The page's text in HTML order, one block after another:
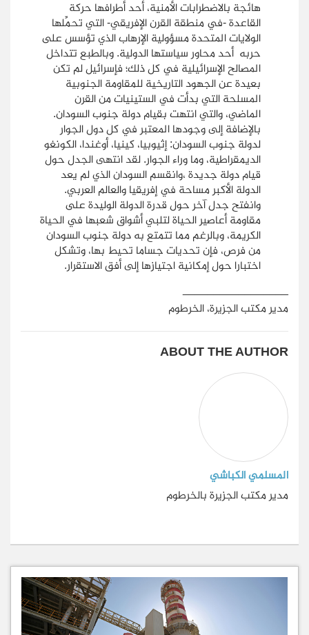
هائجة بالاضطرابات الأمنية، أحد أطرافها حركة
القاعدة -في منطقة القرن الإفريقي- التي تحمِّلها
الولايات المتحدة مسؤولية الإرهاب الذي تؤسس على
حربه أحد محاور سياستها الدولية. وبالطبع تتداخل
المصالح الإسرائيلية في كل ذلك؛ فإسرائيل لم تكن
بعيدة عن الجهود التاريخية للمقاومة الجنوبية
المسلحة التي بدأت في الستينيات من القرن
الماضي، والتي انتهت بقيام دولة جنوب السودان.
بالإضافة إلى وجودها المعتبر في كل دول الجوار
لدولة جنوب السودان: إثيوبيا، كينيا، أوغندا، الكونغو
الديمقراطية، وما وراء الجوار. لقد انتهى الجدل حول
قيام دولة جديدة ،وانقسم السودان الذي لم يعد
الدولة الأكبر مساحة في إفريقيا والعالم العربي.
وانفتح جدل آخر حول قدرة الدولة الوليدة على
مقاومة أعاصير الحياة لتلبي أشواق شعبها في الحياة
الكريمة، وبالرغم مما تتمتع به دولة جنوب السودان
من فرص، فإن تحديات جساما تحيط بها، وتشكل
اختبارا حول إمكانية اجتيازها إلى أفق الاستقرار.
مدير مكتب الجزيرة، الخرطوم
ABOUT THE AUTHOR
المسلمي الكباشي
مدير مكتب الجزيرة بالخرطوم